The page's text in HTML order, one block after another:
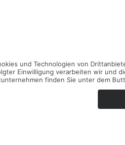
Fax:
0961 51876483
Email:kontakt@heining-weiden.de